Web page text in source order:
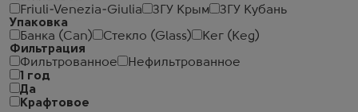
Friuli-Venezia-Giulia
ЗГУ Крым
ЗГУ Кубань
Упаковка
Банка (Can)
Стекло (Glass)
Кег (Keg)
Фильтрация
Фильтрованное
Нефильтрованное
1 год
Да
Крафтовое